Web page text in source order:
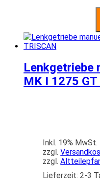
Lenkgetriebe
MK I 1275 GT
Inkl. 19% MwSt.
zzgl.
zzgl.
Lieferzeit: 2-3